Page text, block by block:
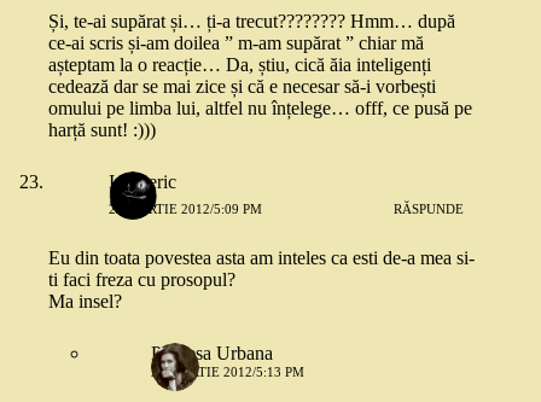
Și, te-ai supărat și… ți-a trecut???????? Hmm… după
ce-ai scris și-am doilea ” m-am supărat ” chiar mă
așteptam la o reacție… Da, știu, cică ăia inteligenți
cedează dar se mai zice și că e necesar să-i vorbești
omului pe limba lui, altfel nu înțelege… offf, ce pusă pe
harță sunt! :)))
Intuneric
22 MARTIE 2012/5:09 PM RĂSPUNDE
Eu din toata povestea asta am inteles ca esti de-a mea si-
ti faci freza cu prosopul?
Ma insel?
Printesa Urbana
22 MARTIE 2012/5:13 PM